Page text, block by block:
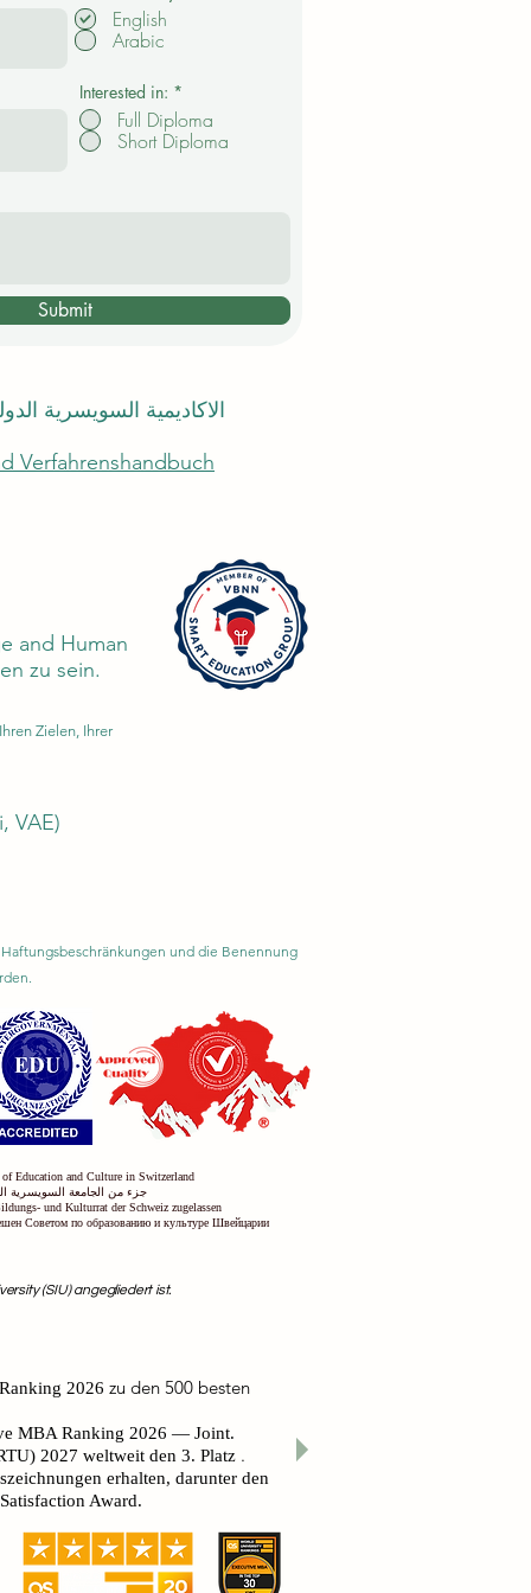
l
d
English
Arabic
Interested in: *
Full Diploma
Short Diploma
Submit
الاكاديمية السويسرية
Verfahrenshandbuch
and Human
zu sein.
Zielen, Ihrer
VAE)
und die Benennung
Education and Culture in Switzerland
جزء من الجامعة السويسرية
und Kulturrat der Schweiz zugelassen
Советом по образованию и культуре Швейцарии
(SIU) angegliedert ist.
2026 zu den 500 besten
MBA Ranking 2026 — Joint.
2027 weltweit den 3. Platz.
erhalten, darunter den
Award.